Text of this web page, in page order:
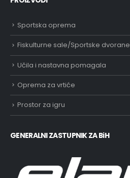
Sportska oprema
Fiskulturne sale/Sportske dvorane
Učila i nastavna pomagala
Oprema za vrtiće
Prostor za igru
GENERALNI ZASTUPNIK ZA BiH